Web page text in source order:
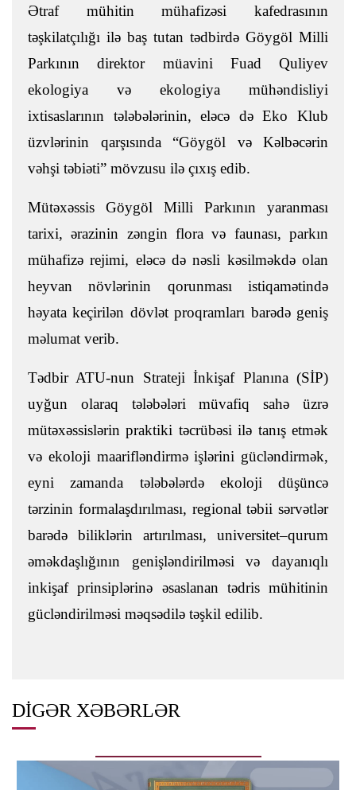
Ətraf mühitin mühafizəsi kafedrasının
təşkilatçılığı ilə baş tutan tədbirdə Göygöl Milli
Parkının direktor müavini Fuad Quliyev
ekologiya və ekologiya mühəndisliyi
ixtisaslarının tələbələrinin, eləcə də Eko Klub
üzvlərinin qarşısında “Göygöl və Kəlbəcərin
vəhşi təbiəti” mövzusu ilə çıxış edib.
Mütəxəssis Göygöl Milli Parkının yaranması
tarixi, ərazinin zəngin flora və faunası, parkın
mühafizə rejimi, eləcə də nəsli kəsilməkdə olan
heyvan növlərinin qorunması istiqamətində
həyata keçirilən dövlət proqramları barədə geniş
məlumat verib.
Tədbir ATU-nun Strateji İnkişaf Planına (SİP)
uyğun olaraq tələbələri müvafiq sahə üzrə
mütəxəssislərin praktiki təcrübəsi ilə tanış etmək
və ekoloji maarifləndirmə işlərini gücləndirmək,
eyni zamanda tələbələrdə ekoloji düşüncə
tərzinin formalaşdırılması, regional təbii sərvətlər
barədə biliklərin artırılması, universitet–qurum
əməkdaşlığının genişləndirilməsi və dayanıqlı
inkişaf prinsiplərinə əsaslanan tədris mühitinin
gücləndirilməsi məqsədilə təşkil edilib.
DIGƏR XƏBƏRLƏR